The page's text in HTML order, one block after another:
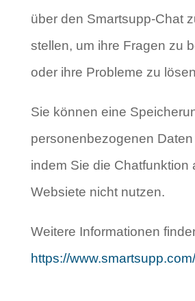
über den Smartsupp-Chat
stellen, um ihre Fragen zu
oder ihre Probleme zu
Sie können eine
personenbezogenen
indem Sie die Chatfunktion
Websiete nicht nutzen.
Weitere Informationen
https://